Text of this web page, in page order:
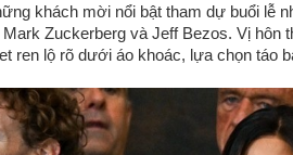
khách mời nổi bật tham dự buổi lễ
Zuckerberg và Jeff Bezos. Vị hôn
ren lộ rõ dưới áo khoác, lựa chọn táo